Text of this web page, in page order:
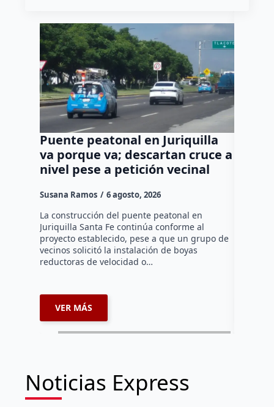
Puente peatonal en Juriquilla
va porque va; descartan cruce a
nivel pese a petición vecinal
Susana Ramos 6 agosto, 2026
La construcción del puente peatonal en
Juriquilla Santa Fe continúa conforme al
proyecto establecido, pese a que un grupo de
vecinos solicitó la instalación de boyas
reductoras de velocidad o…
VER MÁS
Noticias Express